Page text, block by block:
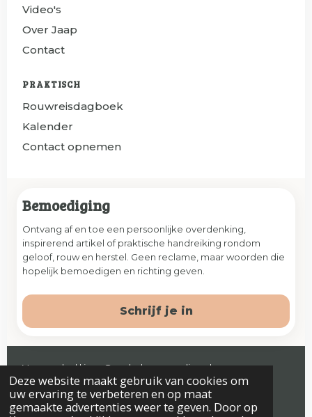
Deze website maakt gebruik van cookies om
uw ervaring te verbeteren en op maat
gemaakte advertenties weer te geven. Door op
Video's
Over Jaap
Contact
PRAKTISCH
Rouwreisdagboek
Kalender
Contact opnemen
Bemoediging
Ontvang af en toe een persoonlijke overdenking,
inspirerend artikel of praktische handreiking rondom
geloof, rouw en herstel. Geen reclame, maar woorden die
hopelijk bemoedigen en richting geven.
Schrijf je in
Veenendaal | jaap@prelude-counseling.nl
© 2026 Prelude. Alle rechten voorbehouden.